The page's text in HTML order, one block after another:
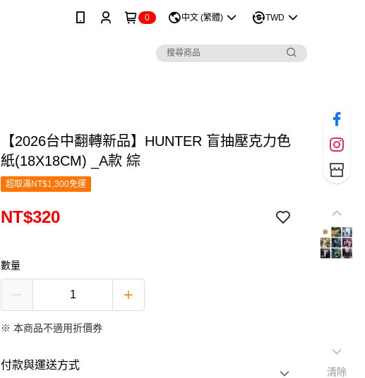
0 中文 (繁體) TWD
【2026台中翻轉新品】HUNTER 盲抽壓克力色
紙(18X18CM) _A款 綜
超取滿NT$1,300免運
NT$320
數量
※ 本商品不適用折價券
付款與運送方式
清除